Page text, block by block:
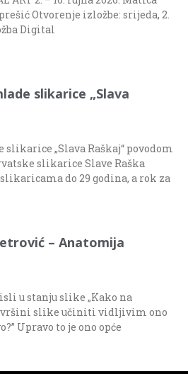
Otvorenje izložbe: srijeda, 2.
Digital
slikarice „Slava
„Slava Raškaj“ povodom
slikarice Slave Raška
do 29 godina, a rok za
– Anatomija
u stanju slike „Kako na
slike učiniti vidljivim ono
Upravo to je ono opće